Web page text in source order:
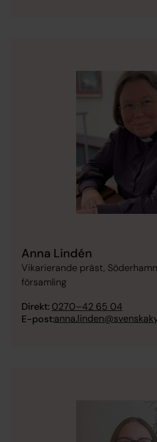
Anna Lindén
Vikarierande präst,
församling
Direkt: 0270–42 65 04
E-post: